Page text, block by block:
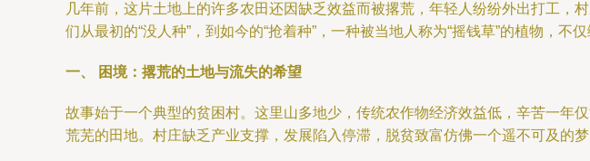
几年前，这片土地上的许多农田还因缺乏效益而被撂荒，年轻人纷纷外出打工
们从最初的“没人种”，到如今的“抢着种”，一种被当地人称为“摇钱草”的植物，
一、 困境：撂荒的土地与流失的希望
故事始于一个典型的贫困村。这里山多地少，传统农作物经济效益低，辛苦一年
荒芜的田地。村庄缺乏产业支撑，发展陷入停滞，脱贫致富仿佛一个遥不可及的